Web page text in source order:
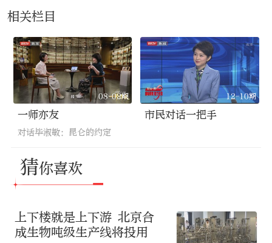
相关栏目
08-02期
一师亦友
对话毕淑敏：昆仑的约定
12-10期
市民对话一把手
猜你喜欢
上下楼就是上下游 北京合
成生物吨级生产线将投用